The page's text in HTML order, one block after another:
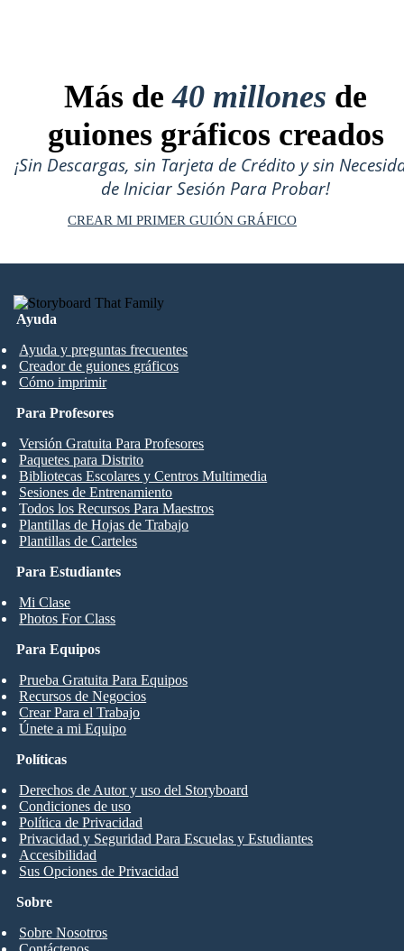
Más de40 millones de
guiones gráficos creados
¡Sin Descargas, sin Tarjeta de Crédito y sin
de Iniciar Sesión Para Probar!
CREAR MI PRIMER GUIÓN GRÁFICO
Ayuda
Ayuda y preguntas frecuentes
Creador de guiones gráficos
Cómo imprimir
Para Estudiantes
Mi Clase
Photos For Class
Para Profesores
Versión Gratuita Para Profesores
Paquetes para Distrito
Bibliotecas Escolares y Centros Multimedia
Sesiones de Entrenamiento
Todos los Recursos Para Maestros
Plantillas de Hojas de Trabajo
Plantillas de Carteles
Para Equipos
Prueba Gratuita Para Equipos
Recursos de Negocios
Crear Para el Trabajo
Únete a mi Equipo
Sobre
Sobre Nosotros
Políticas
Derechos de Autor y uso del Storyboard
Condiciones de uso
Política de Privacidad
Privacidad y Seguridad Para Escuelas y Estudiantes
Accesibilidad
Sus Opciones de Privacidad